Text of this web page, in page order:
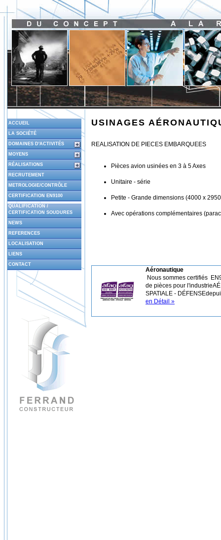
ACCUEIL
LA SOCIÉTÉ
DOMAINES D'ACTIVITÉS
MOYENS
RÉALISATIONS
RECRUTEMENT
METROLOGIE/CONTRÔLE
CERTIFICATION EN9100
QUALIFICATION /
CERTIFICATION SOUDURES
NEWS
REFERENCES
LOCALISATION
LIENS
CONTACT
USINAGES
REALISATION DE PIECES EMBARQUEES
Pièces avion usinées en 3 à 5 Axes
Unitaire - série
Petite - Grande dimensions (4000 x
Avec opérations complémentaires
Aéronautique
Nous sommes certifiés
de pièces pour
SPATIALE -
en Détail »